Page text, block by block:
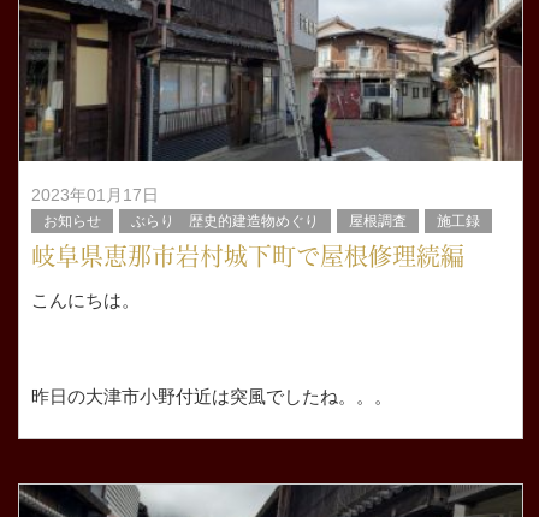
びに迷ってしまいます。。。
現場
2023年01月17日
お知らせ ぶらり 歴史的建造物めぐり 屋根調査 施工録
岐阜県恵那市岩村城下町で屋根修理続編
こんにちは。
昨日の大津市小野付近は突風でしたね。。。
ぴゅーと風音が鳴り物が飛ばされていくくらいでした。
さて、先日の岐阜県恵那市岩村城下町の続きですが